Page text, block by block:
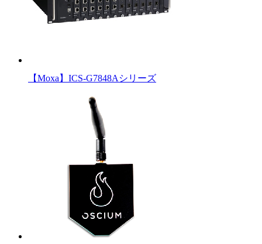
【Moxa】ICS-G7848Aシリーズ